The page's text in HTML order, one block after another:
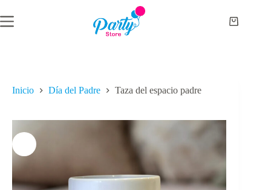
al
contenido
Carro
Inicio Día del Padre Taza del espacio padre